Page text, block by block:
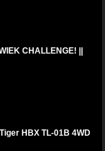
CHALLENGE! ||
HBX TL-01B 4WD